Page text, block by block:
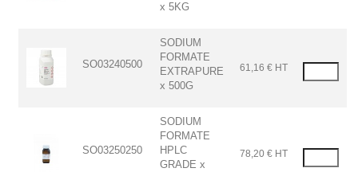
x 5KG
SO03240500
SODIUM
FORMATE
EXTRAPURE
x 500G
61,16 € HT
SO03250250
SODIUM
FORMATE
HPLC
GRADE x
78,20 € HT